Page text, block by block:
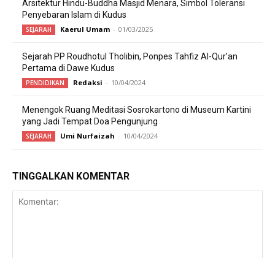
Arsitektur Hindu-Buddha Masjid Menara, Simbol Toleransi
Penyebaran Islam di Kudus
SEJARAH Kaerul Umam - 01/03/2025
Sejarah PP Roudhotul Tholibin, Ponpes Tahfiz Al-Qur’an
Pertama di Dawe Kudus
PENDIDIKAN Redaksi - 10/04/2024
Menengok Ruang Meditasi Sosrokartono di Museum Kartini
yang Jadi Tempat Doa Pengunjung
SEJARAH Umi Nurfaizah - 10/04/2024
TINGGALKAN KOMENTAR